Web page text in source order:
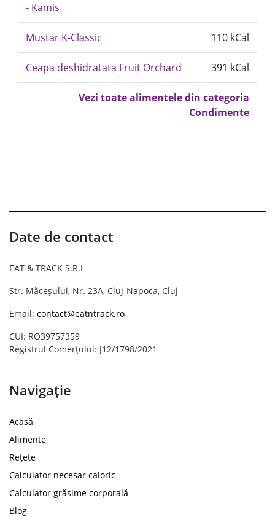
- Kamis
Mustar K-Classic 110 kCal
Ceapa deshidratata Fruit Orchard 391 kCal
Vezi toate alimentele din categoria
Condimente
Date de contact
EAT & TRACK S.R.L
Str. Măceșului, Nr. 23A, Cluj-Napoca, Cluj
Email: contact@eatntrack.ro
CUI: RO39757359
Registrul Comerțului: J12/1798/2021
Navigație
Acasă
Alimente
Rețete
Calculator necesar caloric
Calculator grăsime corporală
Blog